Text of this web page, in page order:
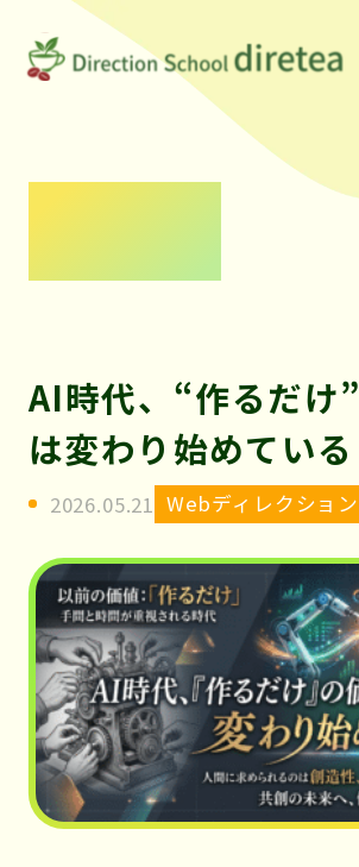
仲
る
ー
ル
「デ
レ
テ
ィ
ー」
AI時代、“作るだけ
は変わり始めている
2026.05.21 Webディレクション